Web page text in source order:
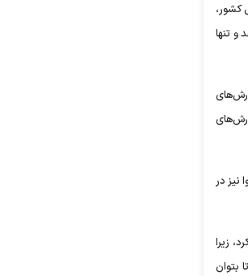
کشور،
و تنها
در
زیرا
بتوان